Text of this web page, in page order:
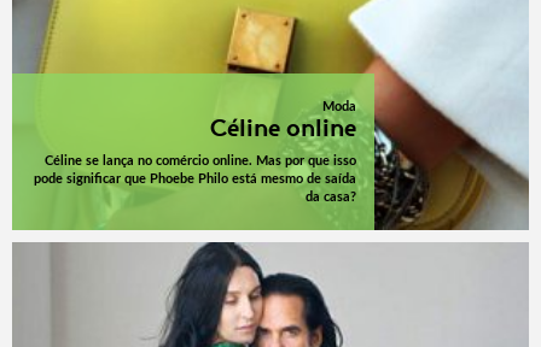
Moda
Céline online
Céline se lança no comércio online. Mas por que isso
pode significar que Phoebe Philo está mesmo de saída
da casa?